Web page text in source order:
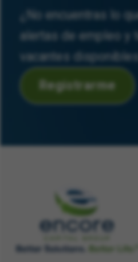
¿No encuentras lo
alertas de empleo y
vacantes disponibles.
Registrarme